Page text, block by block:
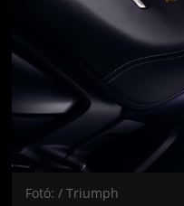
Fotó: / Triumph